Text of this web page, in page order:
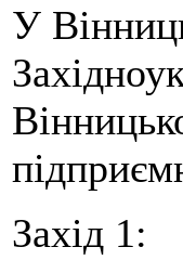
У
Захід 1: